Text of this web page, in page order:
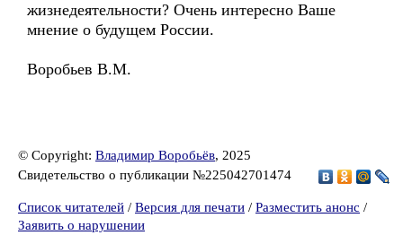
жизнедеятельности? Очень интересно Ваше
мнение о будущем России.
Воробьев В.М.
© Copyright: Владимир Воробьёв, 2025
Свидетельство о публикации №225042701474
Список читателей / Версия для печати / Разместить анонс /
Заявить о нарушении